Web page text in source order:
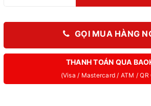
GỌI MUA HÀNG
THANH TOÁN QUA
(Visa / Mastercard / ATM / QR